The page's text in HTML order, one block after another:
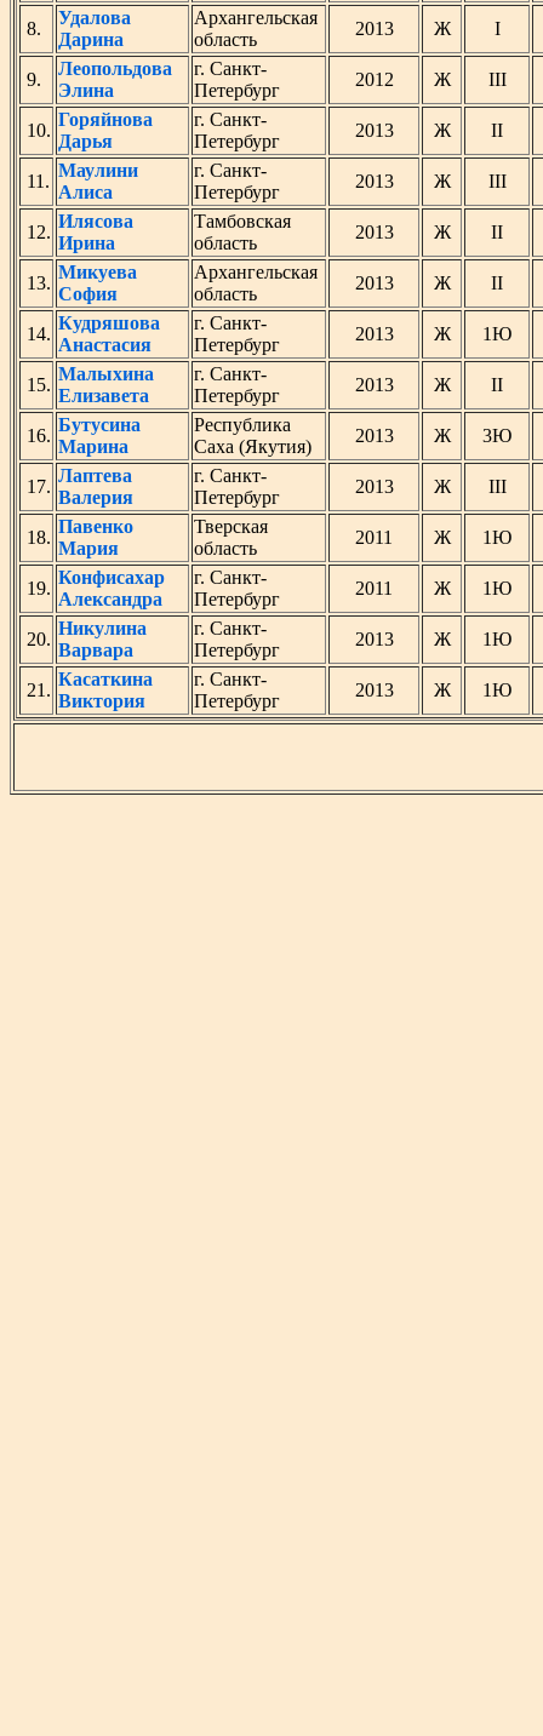
8.
Удалова
Дарина
Архангельская
область
2013 Ж I
9.
Леопольдова
Элина
г. Санкт-
Петербург
2012 Ж III
10.
Горяйнова
Дарья
г. Санкт-
Петербург
2013 Ж II
11.
Маулини
Алиса
г. Санкт-
Петербург
2013 Ж III
12.
Илясова
Ирина
Тамбовская
область
2013 Ж II
13.
Микуева
София
Архангельская
область
2013 Ж II
14.
Кудряшова
Анастасия
г. Санкт-
Петербург
2013 Ж 1Ю
15.
Малыхина
Елизавета
г. Санкт-
Петербург
2013 Ж II
16.
Бутусина
Марина
Республика
Саха (Якутия)
2013 Ж 3Ю
17.
Лаптева
Валерия
г. Санкт-
Петербург
2013 Ж III
18.
Павенко
Мария
Тверская
область
2011 Ж 1Ю
19.
Конфисахар
Александра
г. Санкт-
Петербург
2011 Ж 1Ю
20.
Никулина
Варвара
г. Санкт-
Петербург
2013 Ж 1Ю
21.
Касаткина
Виктория
г. Санкт-
Петербург
2013 Ж 1Ю